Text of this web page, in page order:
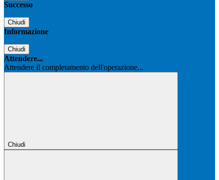
Successo
Chiudi
Informazione
Chiudi
Attendere...
Attendere il completamento dell'operazione...
Chiudi